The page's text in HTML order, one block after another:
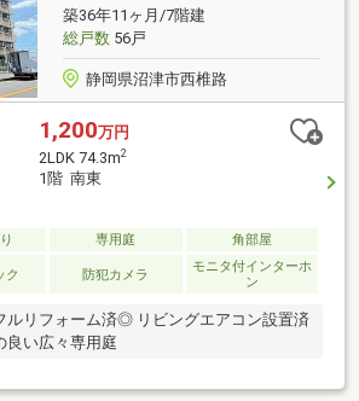
築36年11ヶ月/7階建
総戸数56戸
静岡県沼津市西椎路
1,200万円
2LDK 74.3m2
1階 南東
専用庭 角部屋
ク 防犯カメラ
モニタ付インターホ
ン
リフォーム済◎ リビングエアコン設置済
い広々専用庭